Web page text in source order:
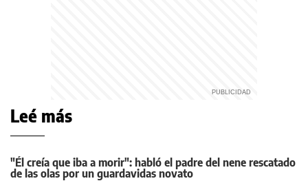
Leé más
"Él creía que iba a morir": habló el padre del nene rescatado
de las olas por un guardavidas novato